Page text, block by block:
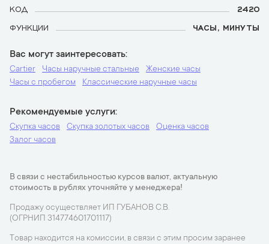
КОД
2420
ФУНКЦИИ
ЧАСЫ, МИНУТЫ
Вас могут заинтересовать
Cartier Часы наручные стальные
Женские часы
Часы с пробегом
Классические наручные часы
Рекомендуемые услуги
Скупка часов Скупка золотых часов
Оценка часов
Залог часов
В связи с нестабильностью курсов валют, актуальную
стоимость в рублях уточняйте у менеджера!
Продажу осуществляет ИП ГУБАНОВ С.В.
(ОГРНИП 314774601701117)
Товар находится на комиссии, в связи с этим просим заранее